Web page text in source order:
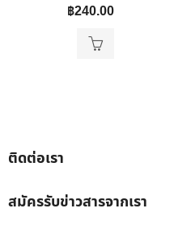
฿240.00
ติดต่อเรา
สมัครรับข่าวสารจากเรา